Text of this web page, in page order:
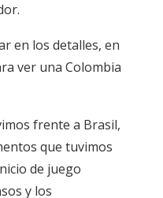
en los detalles, en
ver una Colombia
frente a Brasil,
que tuvimos
de juego
y los